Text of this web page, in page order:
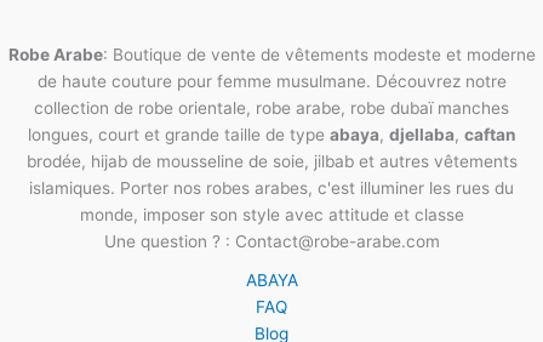
Robe Arabe: Boutique de vente de vêtements modeste et moderne
de haute couture pour femme musulmane. Découvrez notre
collection de robe orientale, robe arabe, robe dubaï manches
longues, court et grande taille de type abaya, djellaba, caftan
brodée, hijab de mousseline de soie, jilbab et autres vêtements
islamiques. Porter nos robes arabes, c'est illuminer les rues du
monde, imposer son style avec attitude et classe
Une question ? : Contact@robe-arabe.com
ABAYA
FAQ
Blog